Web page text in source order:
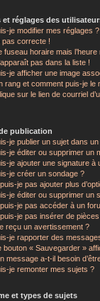
et réglages des
je modifier mes réglages ?
pas correcte !
fuseau horaire mais
pas dans la liste !
je afficher une image
rang et comment puis-je le
sur le lien de courriel
publication
je publier un sujet dans
je éditer ou supprimer un
je ajouter une signature à
je créer un sondage ?
je pas ajouter plus
je éditer ou supprimer un
je pas accéder à un
je pas insérer de
reçu un avertissement ?
je rapporter des
bouton « Sauvegarder »
message a-t-il besoin
je remonter mes sujets ?
et types de sujets